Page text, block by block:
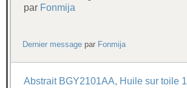
par Fonmija
Dernier message par Fonmija
Abstrait BGY2101AA, Huile sur toile